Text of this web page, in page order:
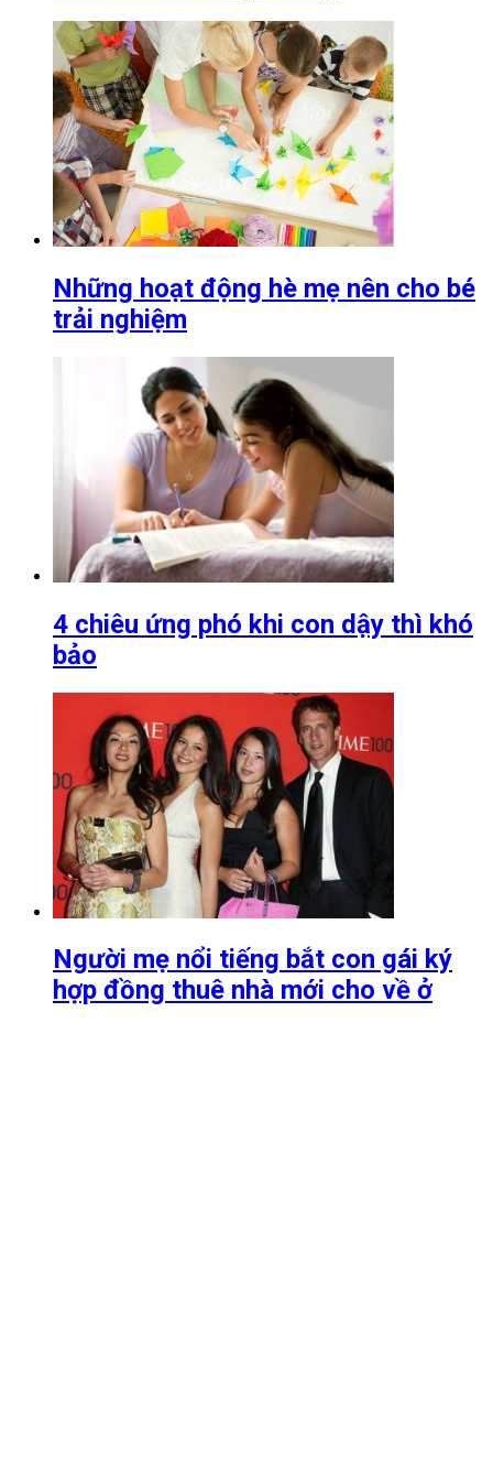
Những hoạt động hè mẹ nên cho bé
trải nghiệm
4 chiêu ứng phó khi con dậy thì khó
bảo
Người mẹ nổi tiếng bắt con gái ký
hợp đồng thuê nhà mới cho về ở